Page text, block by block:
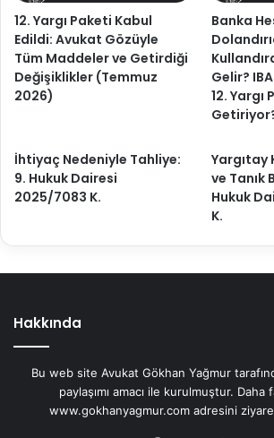
12. Yargı Paketi Kabul
Edildi: Avukat Gözüyle
Tüm Maddeler ve Getirdiği
Değişiklikler (Temmuz
2026)
Banka
Gelir?
12. Yargı
İhtiyaç Nedeniyle Tahliye:
9. Hukuk Dairesi
2025/7083 K.
Yargıtay
ve Tanık
Hukuk
K.
Hakkında
Bu web site Avukat Gökhan Yağmur
paylaşımı amacı ile kurulmuştur. Daha
www.gokhanyagmur.com adresini